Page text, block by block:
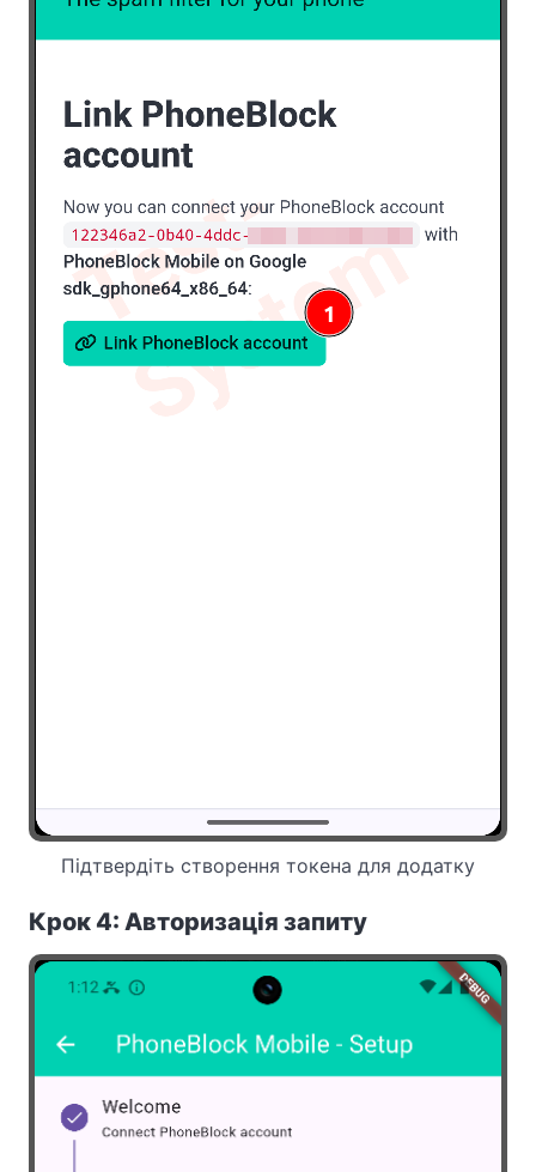
Підтвердіть створення токена для додатку
Крок 4: Авторизація запиту